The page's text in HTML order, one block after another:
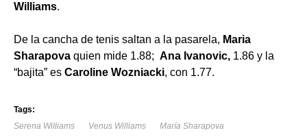
Williams.
De la cancha de tenis saltan a la pasarela, Maria
Sharapova quien mide 1.88; Ana Ivanovic, 1.86 y la
“bajita” es Caroline Wozniacki, con 1.77.
Tags:
Serena Williams
Venus Williams
María Sharapova